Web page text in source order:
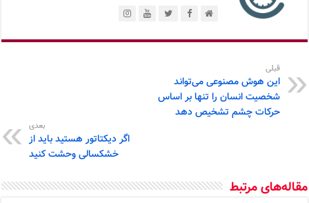
قبلی
این هوش مصنوعی می‌تواند
شخصیت انسان را تنها بر اساس
حرکات چشم تشخیص دهد
بعدی
اگر دیکتاتور هستید باید از
خشکسالی وحشت کنید
مقاله‌های مرتبط